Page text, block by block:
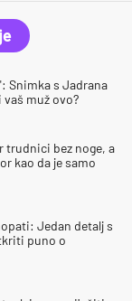
Snimka s Jadrana
muž ovo?
trudnici bez noge, a
kao da je samo
Jedan detalj s
puno o